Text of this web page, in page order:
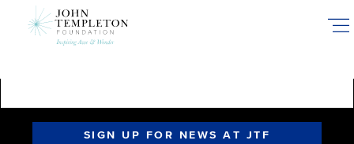
SIGN UP FOR NEWS AT JTF